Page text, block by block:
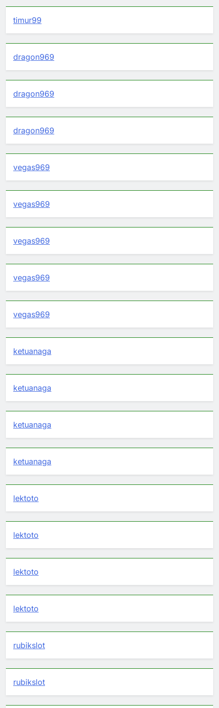
timur99
dragon969
dragon969
dragon969
vegas969
vegas969
vegas969
vegas969
vegas969
ketuanaga
ketuanaga
ketuanaga
ketuanaga
lektoto
lektoto
lektoto
lektoto
rubikslot
rubikslot